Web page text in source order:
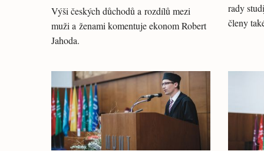
Výši českých důchodů a rozdílů mezi
muži a ženami komentuje ekonom Robert
Jahoda.
rady
členy